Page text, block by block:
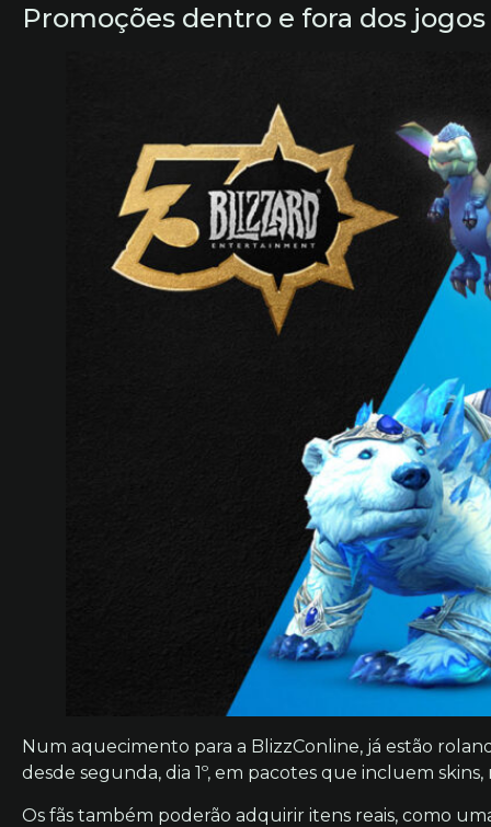
Promoções dentro e fora dos jogos
Num aquecimento para a BlizzConline, já estão
desde segunda, dia 1º, em pacotes que incluem
Os fãs também poderão adquirir itens reais, como